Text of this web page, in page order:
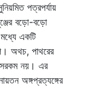
পত্রপর্যায়
বড়ো-বড়ো
একটি
অথচ, পাথরের
নয়। এর
অঙ্গপ্রত্যঙ্গের